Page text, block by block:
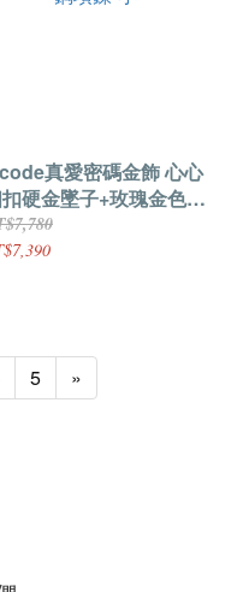
真愛密碼金飾 心心
硬金墜子+玫瑰金色鋼
-小
5 »